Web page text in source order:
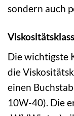
sondern auch
Die wichtigste
die
einen
10W-40). Die